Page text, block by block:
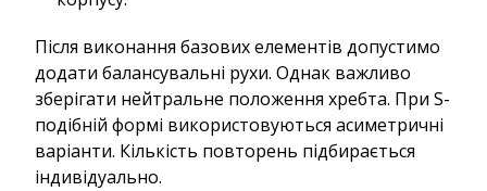
Після виконання базових елементів допустимо
додати балансувальні рухи. Однак важливо
зберігати нейтральне положення хребта. При S-
подібній формі використовуються асиметричні
варіанти. Кількість повторень підбирається
індивідуально.